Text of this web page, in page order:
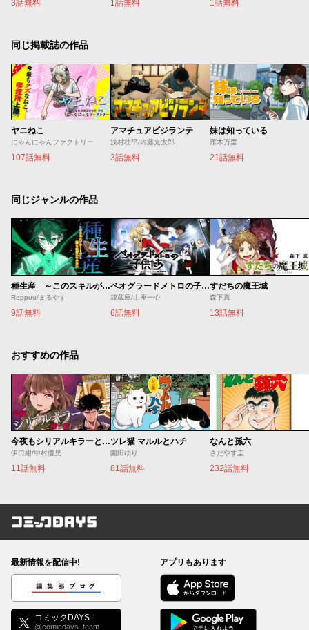
3話無料 1話無料 1話無料
同じ掲載誌の作品
ヤニねこ
にゃんにゃんファクトリー
107話無料
アマチュアビジランテ
浅村壮平/内藤光太郎
3話無料
妹は知っている
雁木万里
21話無料
同じジャンルの作品
種生産 ～このスキルがチートだとまだ誰も気付いていない～
Reppuu/まるやす
9話無料
ベオグラードメトロの子供たち
隷蔵庫/山座一心
6話無料
すだちの魔王城
森下真
13話無料
おすすめの作品
今夜もシリアルキラーと待ち合わせ
伊口紺/中村優児
11話無料
ツレ猫 マルルとハチ
園田ゆり
81話無料
なんと孫六
さだやす圭
232話無料
コミックDAYS
最新情報を配信中!
編集部ブログ
コミックDAYS
@comicdays_team
アプリもあります